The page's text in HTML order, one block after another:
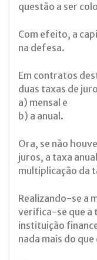
questão a ser
Com efeito, a
na defesa.
Em contratos
duas taxas de
a) mensal e
b) a anual.
Ora, se não
juros, a taxa
multiplicação da
Realizando-se a
verifica-se que a
instituição
nada mais do